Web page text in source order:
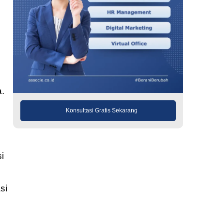
Konsultasi Gratis Sekarang